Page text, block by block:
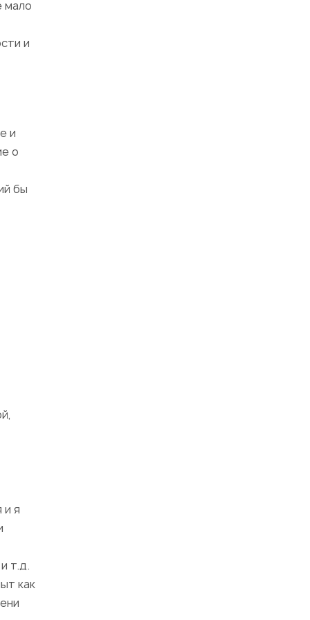
мало
и
и
о
бы
и я
т.д.
как